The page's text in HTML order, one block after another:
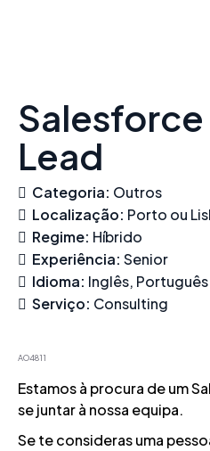
Salesforce
Lead
Categoria: Outros
Localização: Porto ou
Regime: Híbrido
Experiência: Senior
Idioma: Inglês Português
Serviço: Consulting
AO4811
Estamos à procura de um
se juntar à nossa equipa.
Se te consideras uma